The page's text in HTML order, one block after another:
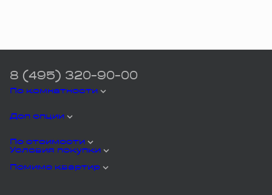
По комнатности
Доп опции
По стоимости
Помимо квартир
Условия покупки
8 (495) 320-90-00